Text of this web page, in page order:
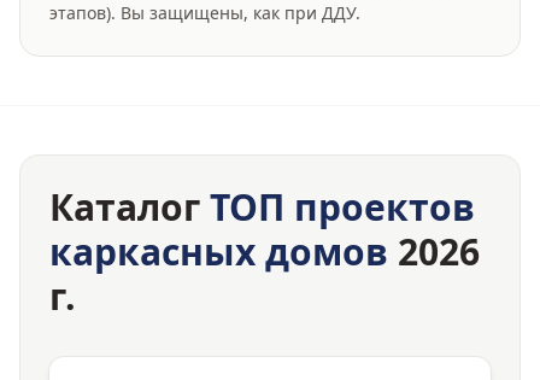
этапов). Вы защищены, как при ДДУ.
КаталогТОП проектов
каркасных домов 2026
г.